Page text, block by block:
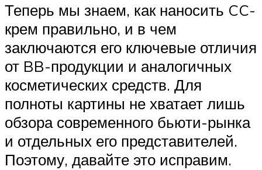
Теперь мы знаем, как наносить CC-
крем правильно, и в чем
заключаются его ключевые отличия
от BB-продукции и аналогичных
косметических средств. Для
полноты картины не хватает лишь
обзора современного бьюти-рынка
и отдельных его представителей.
Поэтому, давайте это исправим.